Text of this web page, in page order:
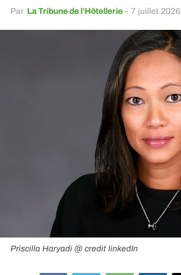
Par La Tribune de l’Hôtellerie - 7 juillet 2026
Priscilla Haryadi @ credit linkedIn